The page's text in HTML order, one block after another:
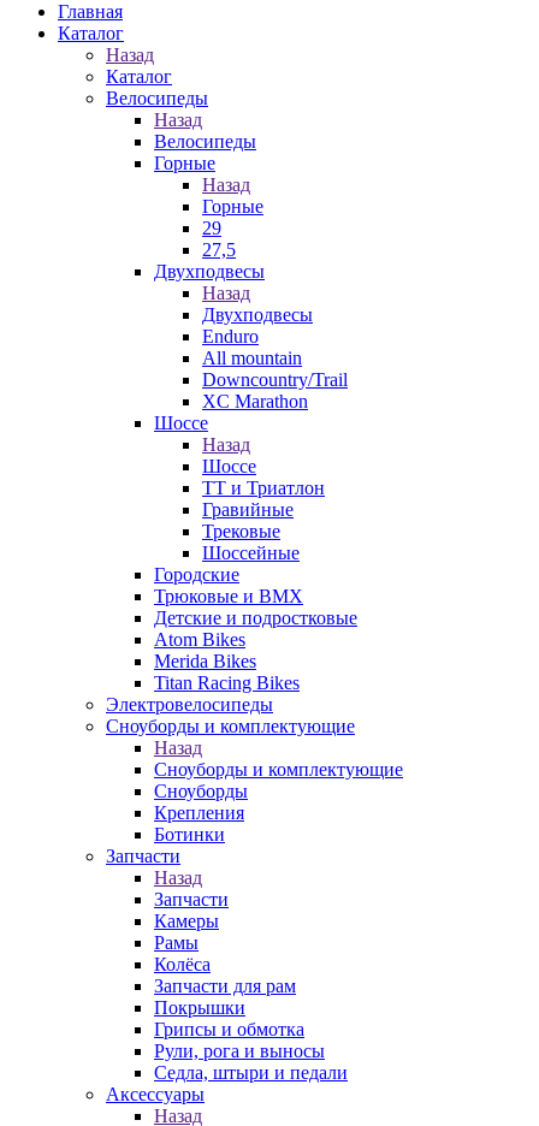
Главная
Каталог
Назад
Каталог
Велосипеды
Назад
Велосипеды
Горные
Назад
Горные
29
27,5
Двухподвесы
Назад
Двухподвесы
Enduro
All mountain
Downcountry/Trail
XC Marathon
Шоссе
Назад
Шоссе
ТТ и Триатлон
Гравийные
Трековые
Шоссейные
Городские
Трюковые и BMX
Детские и подростковые
Atom Bikes
Merida Bikes
Titan Racing Bikes
Электровелосипеды
Cноуборды и комплектующие
Назад
Cноуборды и комплектующие
Сноуборды
Крепления
Ботинки
Запчасти
Назад
Запчасти
Камеры
Рамы
Колёса
Запчасти для рам
Покрышки
Грипсы и обмотка
Рули, рога и выносы
Седла, штыри и педали
Аксессуары
Назад